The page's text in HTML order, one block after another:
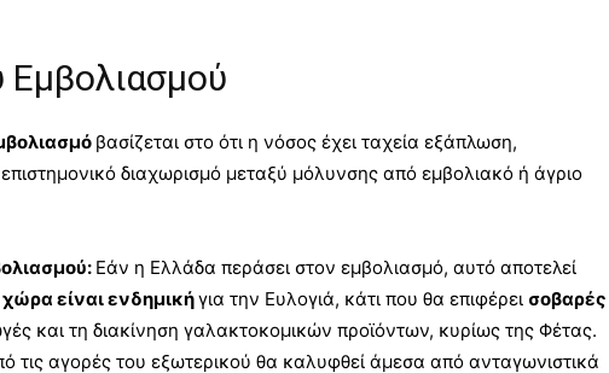
Εμβολιασμού
βασίζεται στο ότι η νόσος έχει ταχεία εξάπλωση,
διαχωρισμό μεταξύ μόλυνσης από εμβολιακό ή άγριο
Εάν η Ελλάδα περάσει στον εμβολιασμό, αυτό αποτελεί
είναι ενδημικήγια την Ευλογιά, κάτι που θα επιφέρει σοβαρές
και τη διακίνηση γαλακτοκομικών προϊόντων, κυρίως της Φέτας.
τις αγορές του εξωτερικού θα καλυφθεί άμεσα από ανταγωνιστικά